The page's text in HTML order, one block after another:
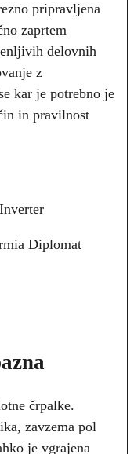
pripravljena
zaprtem
delovnih
z
kar je potrebno je
in pravilnost
Diplomat
črpalke.
zavzema pol
je vgrajena